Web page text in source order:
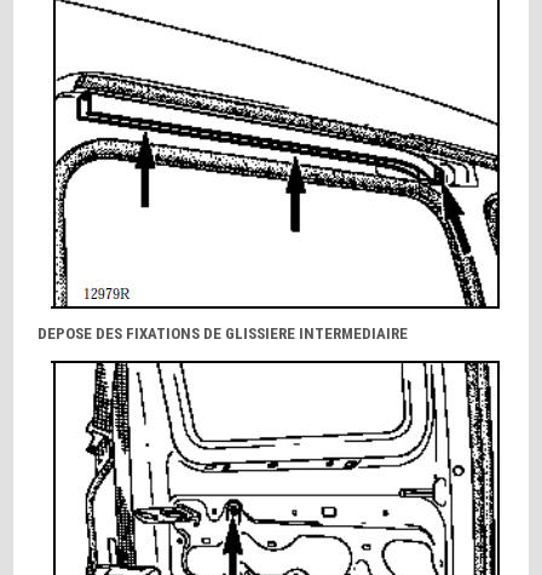
DEPOSE DES FIXATIONS DE GLISSIERE INTERMEDIAIRE